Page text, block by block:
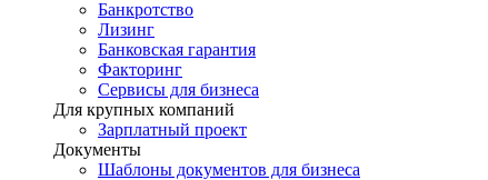
Банкротство
Лизинг
Банковская гарантия
Факторинг
Сервисы для бизнеса
Для крупных компаний
Зарплатный проект
Документы
Шаблоны документов для бизнеса